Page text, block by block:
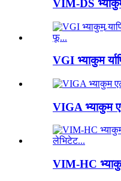
VIM-DS
VGI भ्याकुम
VIGA भ्याकुम
VIM-HC